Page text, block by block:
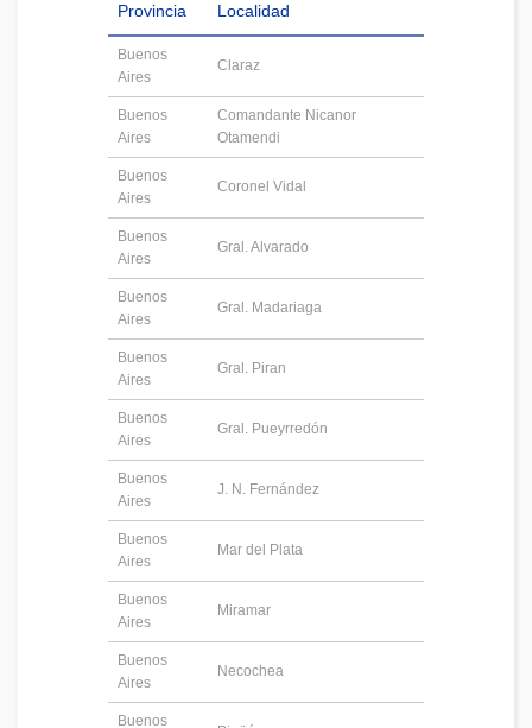
Provincia Localidad
Buenos
Aires
Claraz
Buenos
Aires
Comandante Nicanor
Otamendi
Buenos
Aires
Coronel Vidal
Buenos
Aires
Gral. Alvarado
Buenos
Aires
Gral. Madariaga
Buenos
Aires
Gral. Piran
Buenos
Aires
Gral. Pueyrredón
Buenos
Aires
J. N. Fernández
Buenos
Aires
Mar del Plata
Buenos
Aires
Miramar
Buenos
Aires
Necochea
Buenos